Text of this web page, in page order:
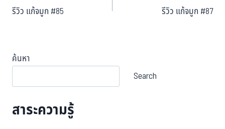
รีวิว แก้จมูก #85 รีวิว แก้จมูก #87
ค้นหา
Search
สาระความรู้